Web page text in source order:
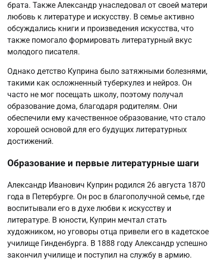
брата. Также Александр унаследовал от своей матери
любовь к литературе и искусству. В семье активно
обсуждались книги и произведения искусства, что
также помогало формировать литературный вкус
молодого писателя.
Однако детство Куприна было затяжными болезнями,
такими как осложненный туберкулез и нейроз. Он
часто не мог посещать школу, поэтому получал
образование дома, благодаря родителям. Они
обеспечили ему качественное образование, что стало
хорошей основой для его будущих литературных
достижений.
Образование и первые литературные шаги
Александр Иванович Куприн родился 26 августа 1870
года в Петербурге. Он рос в благополучной семье, где
воспитывали его в духе любви к искусству и
литературе. В юности, Куприн мечтал стать
художником, но уговоры отца привели его в кадетское
училище Гинденбурга. В 1888 году Александр успешно
закончил училище и поступил на службу в армию.